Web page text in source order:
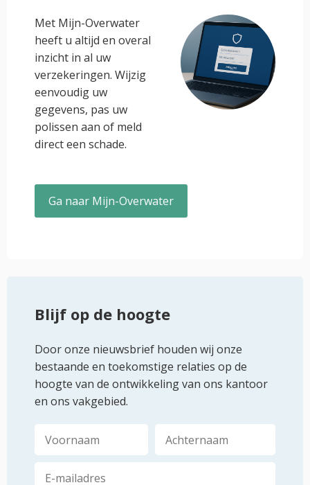
Met Mijn-Overwater
heeft u altijd en overal
inzicht in al uw
verzekeringen. Wijzig
eenvoudig uw
gegevens, pas uw
polissen aan of meld
direct een schade.
Ga naar Mijn-Overwater
Blijf op de hoogte
Door onze nieuwsbrief houden wij onze
bestaande en toekomstige relaties op de
hoogte van de ontwikkeling van ons kantoor
en ons vakgebied.